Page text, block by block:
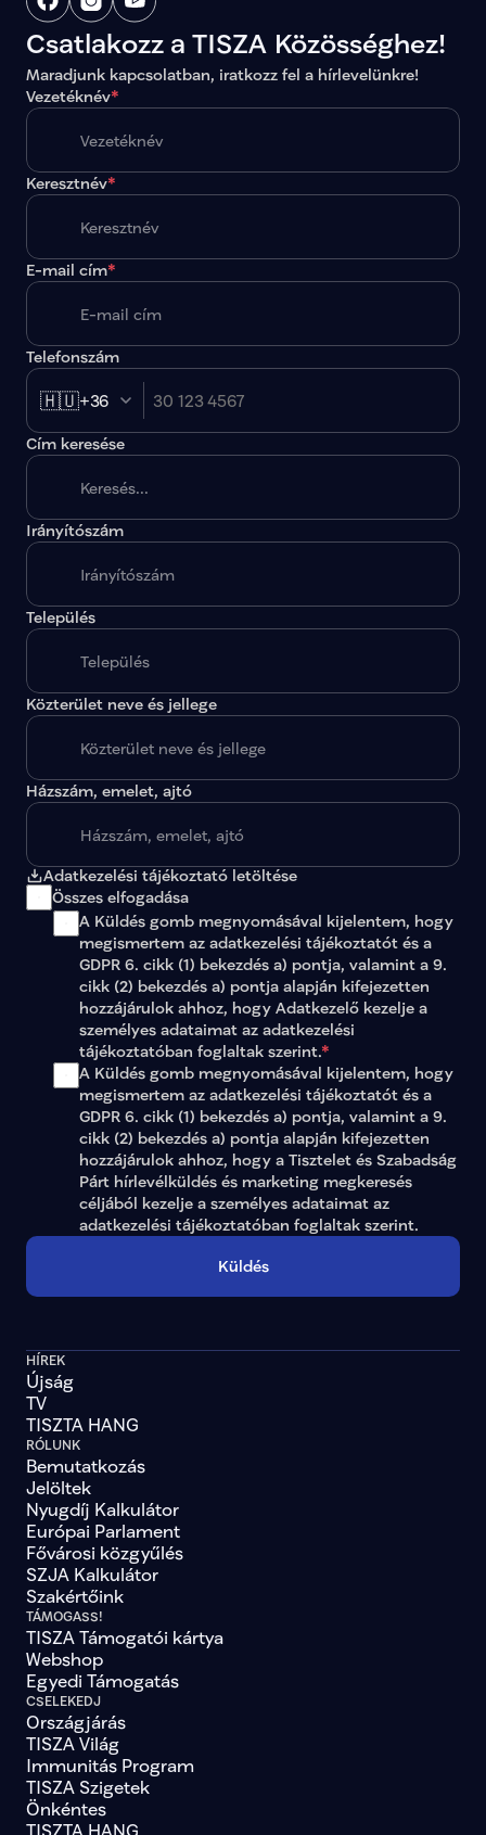
Csatlakozz a TISZA Közösséghez!
Maradjunk kapcsolatban, iratkozz fel a hírlevelünkre!
Vezetéknév*
Keresztnév*
E-mail cím*
Telefonszám
🇭🇺+36
Cím keresése
Irányítószám
Település
Közterület neve és jellege
Házszám, emelet, ajtó
Adatkezelési tájékoztató letöltése
Összes elfogadása
A Küldés gomb megnyomásával kijelentem, hogy
megismertem az adatkezelési tájékoztatót és a
GDPR 6. cikk (1) bekezdés a) pontja, valamint a 9.
cikk (2) bekezdés a) pontja alapján kifejezetten
hozzájárulok ahhoz, hogy Adatkezelő kezelje a
személyes adataimat az adatkezelési
tájékoztatóban foglaltak szerint.*
A Küldés gomb megnyomásával kijelentem, hogy
megismertem az adatkezelési tájékoztatót és a
GDPR 6. cikk (1) bekezdés a) pontja, valamint a 9.
cikk (2) bekezdés a) pontja alapján kifejezetten
hozzájárulok ahhoz, hogy a Tisztelet és Szabadság
Párt hírlevélküldés és marketing megkeresés
adatkezelési tájékoztatóban foglaltak szerint.
Küldés
HÍREK
Újság
TV
TISZTA HANG
RÓLUNK
Bemutatkozás
Jelöltek
Nyugdíj Kalkulátor
Európai Parlament
Fővárosi közgyűlés
SZJA Kalkulátor
Szakértőink
TÁMOGASS!
TISZA Támogatói kártya
Webshop
Egyedi Támogatás
CSELEKEDJ
Országjárás
TISZA Világ
Immunitás Program
TISZA Szigetek
Önkéntes
TISZTA HANG